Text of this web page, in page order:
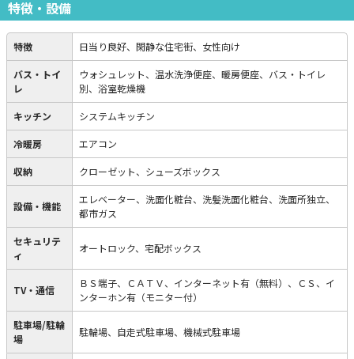
特徴・設備
特徴 日当り良好、閑静な住宅街、女性向け
バス・トイ
レ
ウォシュレット、温水洗浄便座、暖房便座、バス・トイレ
別、浴室乾燥機
キッチン システムキッチン
冷暖房 エアコン
収納 クローゼット、シューズボックス
設備・機能
エレベーター、洗面化粧台、洗髪洗面化粧台、洗面所独立、
都市ガス
セキュリテ
ィ
オートロック、宅配ボックス
TV・通信
ＢＳ端子、ＣＡＴＶ、インターネット有（無料）、ＣＳ、イ
ンターホン有（モニター付）
駐車場/駐輪
場
駐輪場、自走式駐車場、機械式駐車場